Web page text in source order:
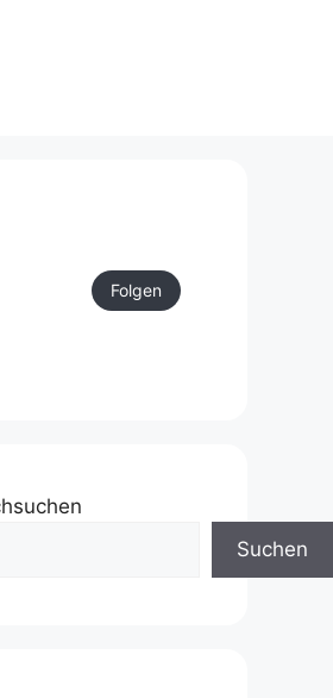
Folgen
Suchen